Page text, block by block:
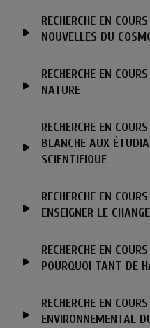
RECHERCHE EN
NOUVELLES DU
RECHERCHE EN
NATURE
RECHERCHE EN
BLANCHE AUX
SCIENTIFIQUE
RECHERCHE EN
ENSEIGNER LE
RECHERCHE EN
POURQUOI TANT DE
RECHERCHE EN
ENVIRONNEMENTAL